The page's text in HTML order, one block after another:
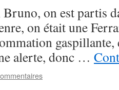
Bruno, on est partis
on était une
alerte, donc …